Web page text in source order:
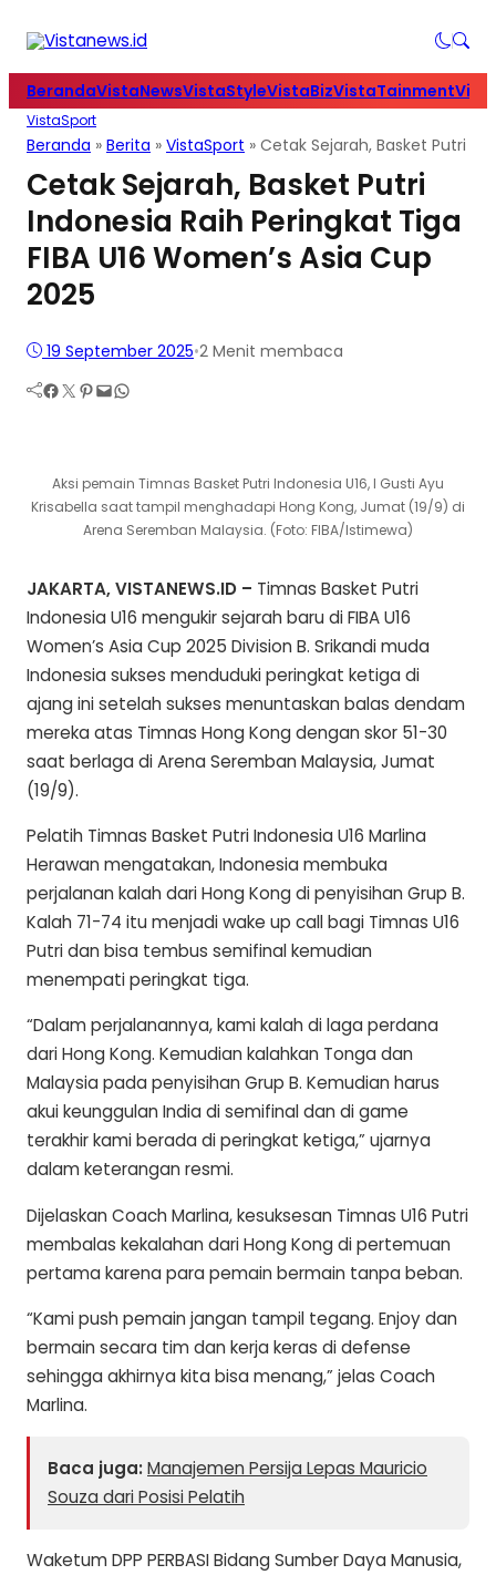
BerandaVistaNewsVistaStyleVistaBizVistaTainment
VistaSport
Beranda » Berita » VistaSport » Cetak Sejarah, Basket Putri
Cetak Sejarah, Basket Putri
Indonesia Raih Peringkat Tiga
FIBA U16 Women’s Asia Cup
2025
19 September 2025•2 Menit membaca
Facebook Twitter Pinterest Mail WhatsApp
Aksi pemain Timnas Basket Putri Indonesia U16, I Gusti Ayu
Krisabella saat tampil menghadapi Hong Kong, Jumat (19/9) di
Arena Seremban Malaysia. (Foto: FIBA/Istimewa)
JAKARTA, VISTANEWS.ID – Timnas Basket Putri
Indonesia U16 mengukir sejarah baru di FIBA U16
Women’s Asia Cup 2025 Division B. Srikandi muda
Indonesia sukses menduduki peringkat ketiga di
ajang ini setelah sukses menuntaskan balas dendam
mereka atas Timnas Hong Kong dengan skor 51-30
saat berlaga di Arena Seremban Malaysia, Jumat
(19/9).
Pelatih Timnas Basket Putri Indonesia U16 Marlina
Herawan mengatakan, Indonesia membuka
perjalanan kalah dari Hong Kong di penyisihan Grup B.
Kalah 71-74 itu menjadi wake up call bagi Timnas U16
Putri dan bisa tembus semifinal kemudian
menempati peringkat tiga.
“Dalam perjalanannya, kami kalah di laga perdana
dari Hong Kong. Kemudian kalahkan Tonga dan
Malaysia pada penyisihan Grup B. Kemudian harus
akui keunggulan India di semifinal dan di game
terakhir kami berada di peringkat ketiga,” ujarnya
dalam keterangan resmi.
Dijelaskan Coach Marlina, kesuksesan Timnas U16 Putri
membalas kekalahan dari Hong Kong di pertemuan
pertama karena para pemain bermain tanpa beban.
“Kami push pemain jangan tampil tegang. Enjoy dan
bermain secara tim dan kerja keras di defense
sehingga akhirnya kita bisa menang,” jelas Coach
Marlina.
Baca juga:Manajemen Persija Lepas Mauricio
Souza dari Posisi Pelatih
Waketum DPP PERBASI Bidang Sumber Daya Manusia,